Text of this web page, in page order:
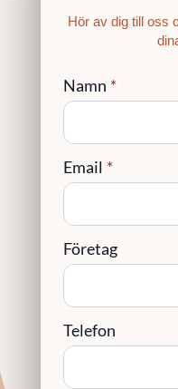
Hör av dig till oss
Namn *
Email *
Företag
Telefon